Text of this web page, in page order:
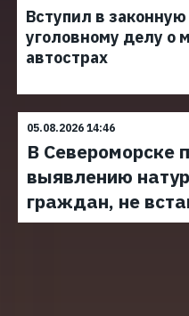
Вступил в
уголовному делу о
автострах
05.08.2026 14:46
В Североморске
выявлению
граждан, не